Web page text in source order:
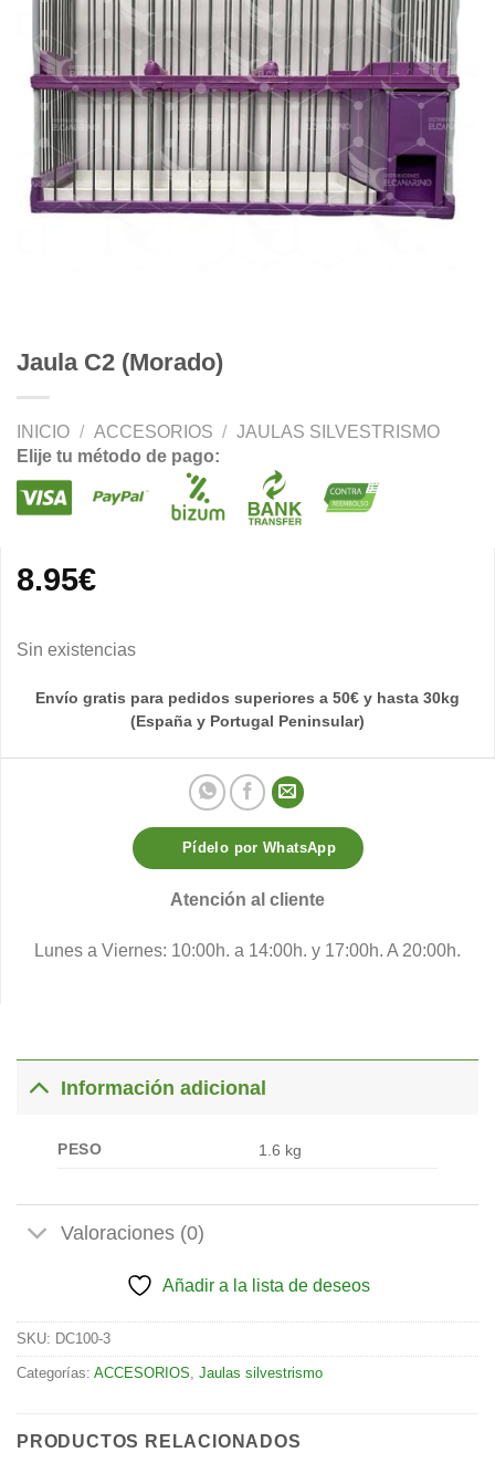
Jaula C2 (Morado)
INICIO / ACCESORIOS / JAULAS SILVESTRISMO
Elije tu método de pago:
8.95€
Sin existencias
Envío gratis para pedidos superiores a 50€ y hasta 30kg
(España y Portugal Peninsular)
Pídelo por WhatsApp
Atención al cliente
Lunes a Viernes: 10:00h. a 14:00h. y 17:00h. A 20:00h.
Información adicional
PESO 1.6 kg
Valoraciones (0)
Añadir a la lista de deseos
SKU: DC100-3
Categorías: ACCESORIOS, Jaulas silvestrismo
PRODUCTOS RELACIONADOS